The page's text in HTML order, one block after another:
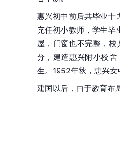
惠兴初中前后共毕业
充任初小教师，学生毕
屋，门窗也不完整，
分，建造惠兴附小校
生。1952年秋，惠兴
建国以后，由于教育布